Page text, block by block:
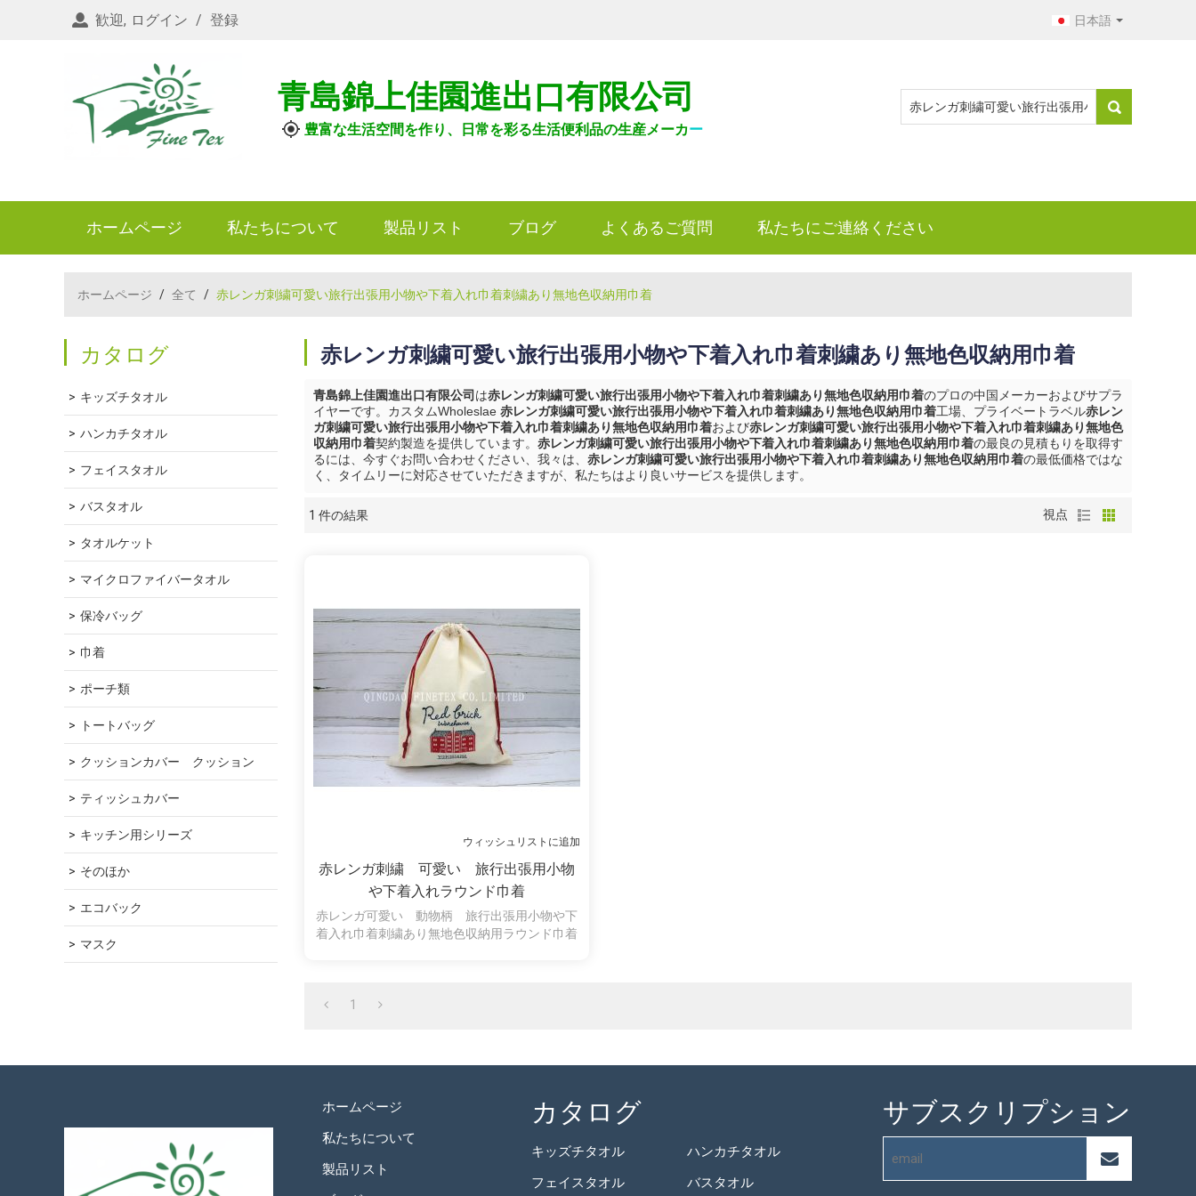
歓迎, ログイン / 登録 日本語
青島錦上佳園進出口有限公司
豊富な生活空間を作り、日常を彩る生活便利品の生産メーカー
ホームページ 私たちについて 製品リスト ブログ よくあるご質問 私たちにご連絡ください
ホームページ / 全て / 赤レンガ刺繍可愛い旅行出張用小物や下着入れ巾着刺繍あり無地色収納用巾着
カタログ
キッズチタオル
ハンカチタオル
フェイスタオル
バスタオル
タオルケット
マイクロファイバータオル
保冷バッグ
巾着
ポーチ類
トートバッグ
クッションカバー　クッション
ティッシュカバー
キッチン用シリーズ
そのほか
エコバック
マスク
赤レンガ刺繍可愛い旅行出張用小物や下着入れ巾着刺繍あり無地色収納用巾着
青島錦上佳園進出口有限公司 は赤レンガ刺繍可愛い旅行出張用小物や下着入れ巾着刺繍あり無地色収納用巾着のプロの中国メーカーおよびサプラ
イヤーです。カスタムWholeslae 赤レンガ刺繍可愛い旅行出張用小物や下着入れ巾着刺繍あり無地色収納用巾着工場、プライベートラベル赤レン
ガ刺繍可愛い旅行出張用小物や下着入れ巾着刺繍あり無地色収納用巾着および赤レンガ刺繍可愛い旅行出張用小物や下着入れ巾着刺繍あり無地色
収納用巾着契約製造を提供しています。 赤レンガ刺繍可愛い旅行出張用小物や下着入れ巾着刺繍あり無地色収納用巾着の最良の見積もりを取得す
るには、今すぐお問い合わせください、我々は、 赤レンガ刺繍可愛い旅行出張用小物や下着入れ巾着刺繍あり無地色収納用巾着の最低価格ではな
く、タイムリーに対応させていただきますが、私たちはより良いサービスを提供します。
1 件の結果 視点
ウィッシュリストに追加
赤レンガ刺繍 可愛い 旅行出張用小物
や下着入れラウンド巾着
赤レンガ可愛い 動物柄 旅行出張用小物や下
着入れ巾着刺繍あり無地色収納用ラウンド巾着
1
ホームページ
私たちについて
製品リスト
カタログ
キッズチタオル
ハンカチタオル
フェイスタオル
バスタオル
サブスクリプション